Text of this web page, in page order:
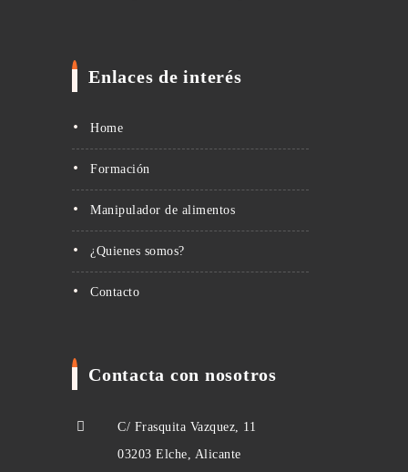
Enlaces de interés
Home
Formación
Manipulador de alimentos
¿Quienes somos?
Contacto
Contacta con nosotros
C/ Frasquita Vazquez, 11
03203 Elche, Alicante